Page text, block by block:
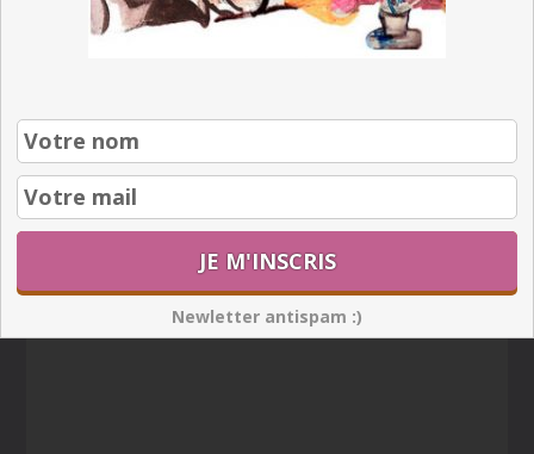
Newletter antispam :)